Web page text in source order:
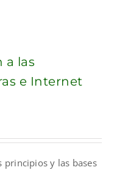
a las
e Internet
principios y las bases